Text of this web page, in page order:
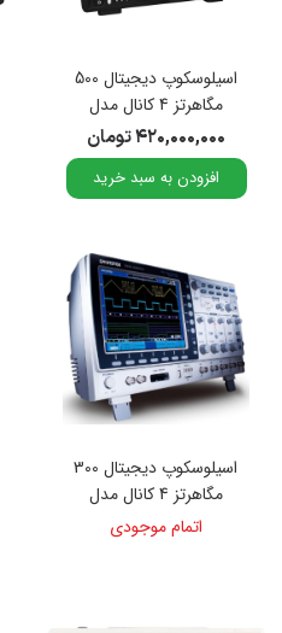
اسیلوسکوپ دیجیتال 500
مگاهرتز 4 کانال مدل
DPO-7504
۴۲۰,۰۰۰,۰۰۰ تومان
افزودن به سبد خرید
اسیلوسکوپ دیجیتال 300
مگاهرتز 4 کانال مدل
GDS-2304A
اتمام موجودی